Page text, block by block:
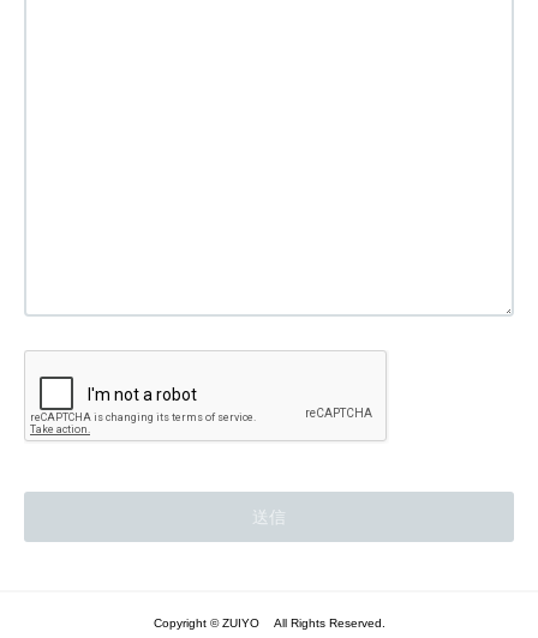
Copyright © ZUIYO All Rights Reserved.